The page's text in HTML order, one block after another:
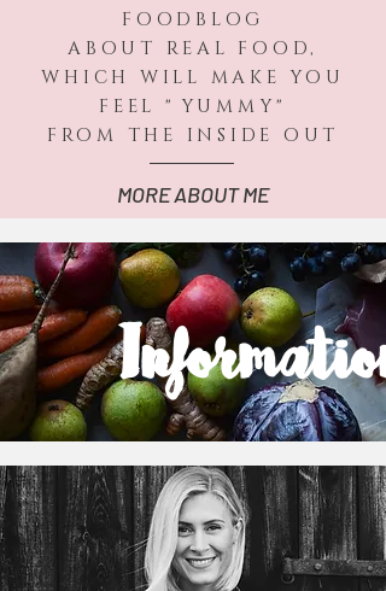
FOODBLOG
ABOUT REAL FOOD,
WHICH WILL MAKE YOU
FEEL " YUMMY"
FROM THE INSIDE OUT
MORE ABOUT ME
Information